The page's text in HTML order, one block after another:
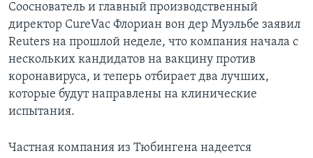
Сооснователь и главный производственный
директор CureVac Флориан вон дер Муэльбе заявил
Reuters на прошлой неделе, что компания начала с
нескольких кандидатов на вакцину против
коронавируса, и теперь отбирает два лучших,
которые будут направлены на клинические
испытания.
Частная компания из Тюбингена надеется